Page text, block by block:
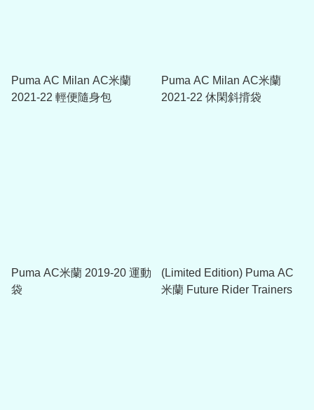
Puma AC Milan AC米蘭
2021-22 輕便隨身包
Puma AC Milan AC米蘭
2021-22 休閑斜揹袋
Puma AC米蘭 2019-20 運動
袋
(Limited Edition) Puma AC
米蘭 Future Rider Trainers